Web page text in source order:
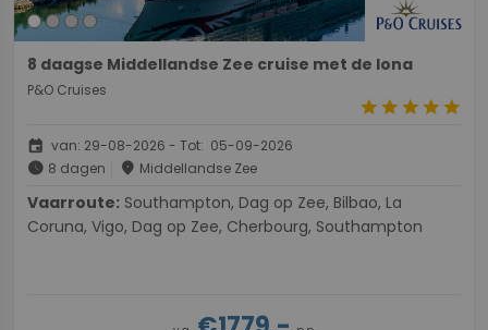
8 daagse Middellandse Zee cruise met de Iona
P&O Cruises
starstarstarstarstar
event van: 29-08-2026 - Tot: 05-09-2026
schedule 8 dagen place Middellandse Zee
Vaarroute:
Coruna, Vigo, Dag op Zee, Cherbourg, Southampton